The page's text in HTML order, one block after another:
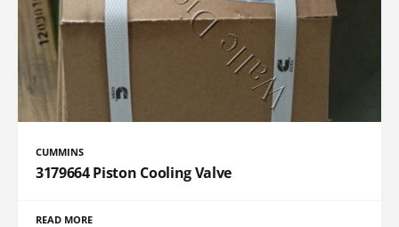
CUMMINS
3179664 Piston Cooling Valve
READ MORE